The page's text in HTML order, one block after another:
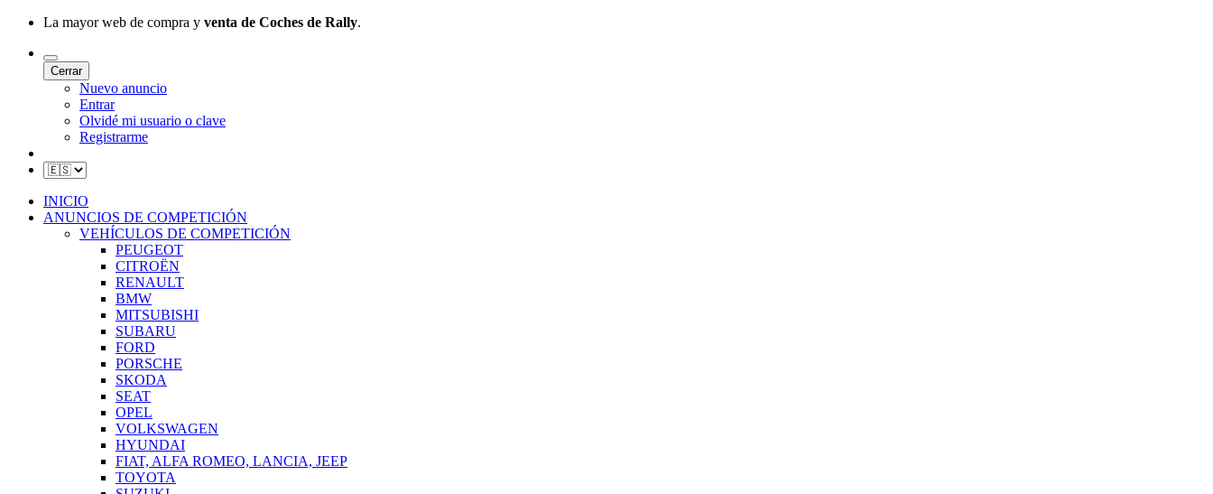
La mayor web de compra y venta de Coches de Rally.
Cerrar
Nuevo anuncio
Entrar
Olvidé mi usuario o clave
Registrarme
INICIO
ANUNCIOS DE COMPETICIÓN
VEHÍCULOS DE COMPETICIÓN
PEUGEOT
CITROËN
RENAULT
BMW
MITSUBISHI
SUBARU
FORD
PORSCHE
SKODA
SEAT
OPEL
VOLKSWAGEN
HYUNDAI
FIAT, ALFA ROMEO, LANCIA, JEEP
TOYOTA